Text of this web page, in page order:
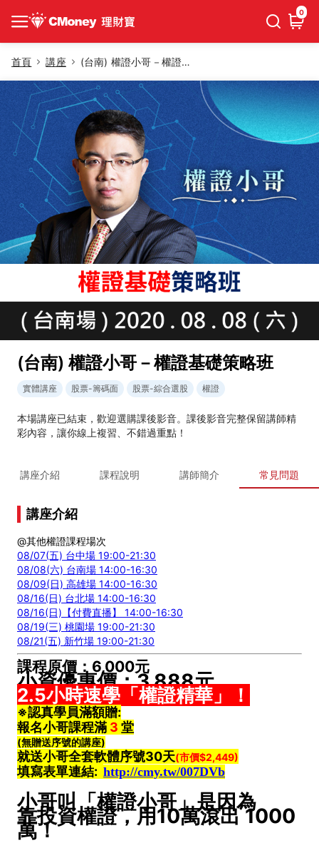
0
首頁 講座 (台南) 權證小哥－權證基礎策略班
(台南) 權證小哥－權證基礎策略班
實體講座 股票-籌碼面 股票-綜合選股 權證
本場講座已結束，歡迎選購課後影音。課後影音完整保留講師精
彩內容，讓你線上複習、不錯過重點！
講座介紹 課程說明 講師簡介 常見問題
講座介紹
@其他權證課程場次
08/07(五) 台中場 19:00-21:30
08/08(六) 台南場 14:00-16:30
08/09(日) 高雄場 14:00-16:30
08/16(日) 台北場 14:00-16:30
08/16(日)【付費直播】 14:00-16:30
08/19(三) 桃園場 19:00-21:30
08/21(五) 新竹場 19:00-21:30
課程原價：6,000元
小資優惠價：3,888元
2.5小時速學「權證精華」！
※認真學員滿額贈:
報名小哥課程滿 3 堂
(無贈送序號的講座)
就送小哥全套軟體序號30天(市價$2,449)
填寫表單連結: http://cmy.tw/007DVb
小哥叫「權證小哥」是因為
靠投資權證，用10萬滾出 1000
萬！